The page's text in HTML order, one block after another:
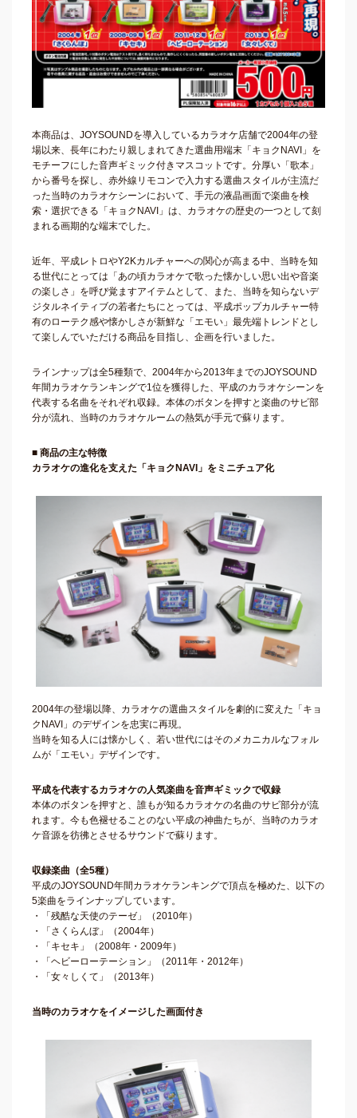
本商品は、JOYSOUNDを導入しているカラオケ店舗で2004年の登
場以来、長年にわたり親しまれてきた選曲用端末「キョクNAVI」を
モチーフにした音声ギミック付きマスコットです。分厚い「歌本」
から番号を探し、赤外線リモコンで入力する選曲スタイルが主流だ
った当時のカラオケシーンにおいて、手元の液晶画面で楽曲を検
索・選択できる「キョクNAVI」は、カラオケの歴史の一つとして刻
まれる画期的な端末でした。
近年、平成レトロやY2Kカルチャーへの関心が高まる中、当時を知
る世代にとっては「あの頃カラオケで歌った懐かしい思い出や音楽
の楽しさ」を呼び覚ますアイテムとして、また、当時を知らないデ
ジタルネイティブの若者たちにとっては、平成ポップカルチャー特
有のローテク感や懐かしさが新鮮な「エモい」最先端トレンドとし
て楽しんでいただける商品を目指し、企画を行いました。
ラインナップは全5種類で、2004年から2013年までのJOYSOUND
年間カラオケランキングで1位を獲得した、平成のカラオケシーンを
代表する名曲をそれぞれ収録。本体のボタンを押すと楽曲のサビ部
分が流れ、当時のカラオケルームの熱気が手元で蘇ります。
■ 商品の主な特徴
カラオケの進化を支えた「キョクNAVI」をミニチュア化
2004年の登場以降、カラオケの選曲スタイルを劇的に変えた「キョ
クNAVI」のデザインを忠実に再現。
当時を知る人には懐かしく、若い世代にはそのメカニカルなフォル
ムが「エモい」デザインです。
平成を代表するカラオケの人気楽曲を音声ギミックで収録
本体のボタンを押すと、誰もが知るカラオケの名曲のサビ部分が流
れます。今も色褪せることのない平成の神曲たちが、当時のカラオ
ケ音源を彷彿とさせるサウンドで蘇ります。
収録楽曲（全5種）
平成のJOYSOUND年間カラオケランキングで頂点を極めた、以下の
5楽曲をラインナップしています。
・「残酷な天使のテーゼ」（2010年）
・「さくらんぼ」（2004年）
・「キセキ」（2008年・2009年）
・「ヘビーローテーション」（2011年・2012年）
・「女々しくて」（2013年）
当時のカラオケをイメージした画面付き